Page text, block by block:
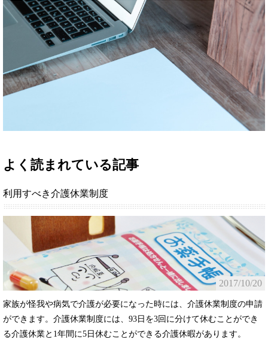
よく読まれている記事
利用すべき介護休業制度
2017/10/20
家族が怪我や病気で介護が必要になった時には、介護休業制度の申請
ができます。介護休業制度には、93日を3回に分けて休むことができ
る介護休業と1年間に5日休むことができる介護休暇があります。